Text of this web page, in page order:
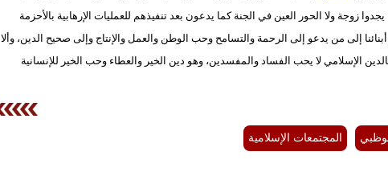
زوجة ولا الحور العين في الجنة كما يدعون بعد تنفيذهم للعمليات الإرهابية بالأحزمة
إلى من يدعو إلى الرحمة والتسامح وحب الوطن والعمل والإنتاج وإلى صحيح الدين، وألا
الإسلامي لا يحب الفساد والمفسدين، وهو دين الخير والعطاء وحب الخير للإنسانية
المجتمعات الإسلامية